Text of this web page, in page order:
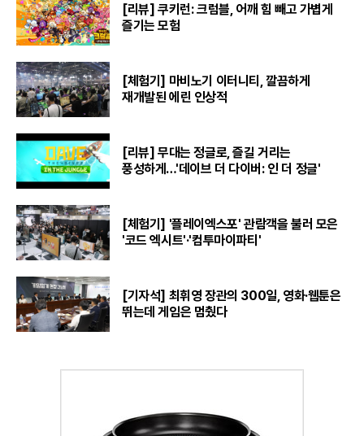
[리뷰] 쿠키런: 크럼블, 어깨 힘 빼고 가볍게
즐기는 모험
[체험기] 마비노기 이터니티, 깔끔하게
재개발된 에린 인상적
[리뷰] 무대는 정글로, 즐길 거리는
풍성하게…'데이브 더 다이버: 인 더 정글'
[체험기] '플레이엑스포' 관람객을 불러 모은
'코드 엑시트'·'컴투마이파티'
[기자석] 최휘영 장관의 300일, 영화·웹툰은
뛰는데 게임은 멈췄다